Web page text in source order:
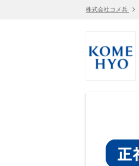
株式会社コメ兵